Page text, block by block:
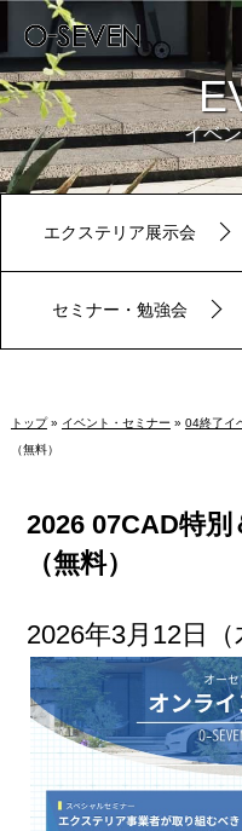
イベ
エクステリア展示会
セミナー・勉強会
トップ» イベント・セミナー » 04終了イ
（無料）
2026 07CAD特
（無料）
2026年3月12日（